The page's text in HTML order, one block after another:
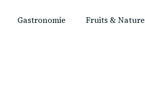
Gastronomie Fruits & Nature